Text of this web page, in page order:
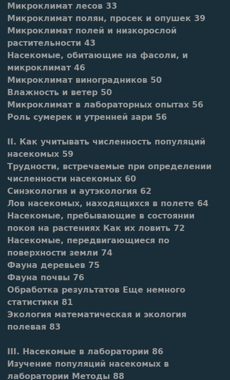
Микроклимат лесов 33
Микроклимат полян, просек и опушек 39
Микроклимат полей и низкорослой
растительности 43
Насекомые, обитающие на фасоли, и
микроклимат 46
Микроклимат виноградников 50
Влажность и ветер 50
Микроклимат в лабораторных опытах 56
Роль сумерек и утренней зари 56
II. Как учитывать численность популяций
насекомых 59
Трудности, встречаемые при определении
численности насекомых 60
Синэкология и аутэкология 62
Лов насекомых, находящихся в полете 64
Насекомые, пребывающие в состоянии
покоя на растениях Как их ловить 72
Насекомые, передвигающиеся по
поверхности земли 74
Фауна деревьев 75
Фауна почвы 76
Обработка результатов Еще немного
статистики 81
Экология математическая и экология
полевая 83
III. Насекомые в лаборатории 86
Изучение популяций насекомых в
лаборатории Методы 88